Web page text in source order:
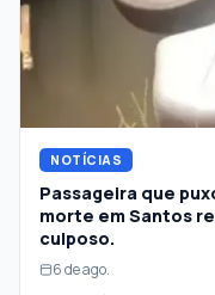
NOTÍCIAS
Passageira que
morte em Santos
culposo.
6 de ago.